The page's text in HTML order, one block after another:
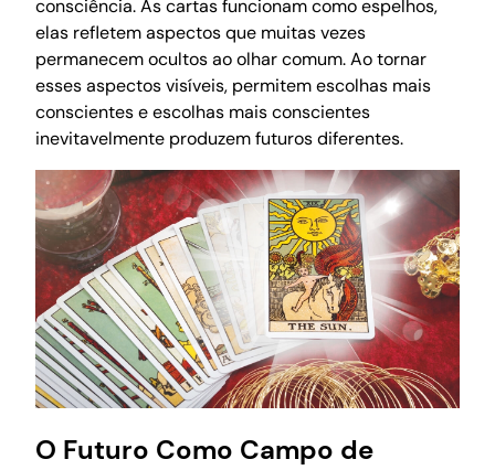
consciência. As cartas funcionam como espelhos,
elas refletem aspectos que muitas vezes
permanecem ocultos ao olhar comum. Ao tornar
esses aspectos visíveis, permitem escolhas mais
conscientes e escolhas mais conscientes
inevitavelmente produzem futuros diferentes.
O Futuro Como Campo de